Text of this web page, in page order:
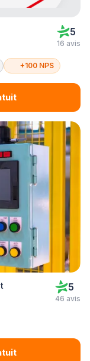
5
16 avis
+100 NPS
5
46 avis